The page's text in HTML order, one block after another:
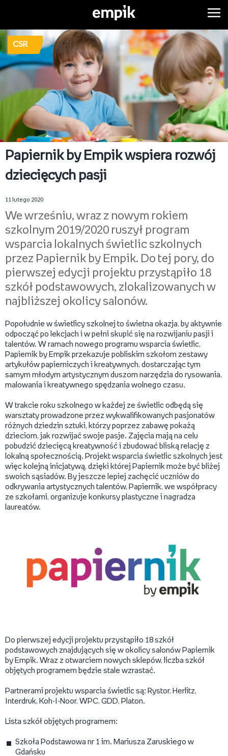
CSR
Papiernik by Empik wspiera rozwój
dziecięcych pasji
11 lutego 2020
We wrześniu, wraz z nowym rokiem
szkolnym 2019/2020 ruszył program
wsparcia lokalnych świetlic szkolnych
przez Papiernik by Empik. Do tej pory, do
pierwszej edycji projektu przystąpiło 18
szkół podstawowych, zlokalizowanych w
najbliższej okolicy salonów.
Popołudnie w świetlicy szkolnej to świetna okazja, by aktywnie
odpocząć po lekcjach i w pełni skupić się na rozwijaniu pasji i
talentów. W ramach nowego programu wsparcia świetlic,
Papiernik by Empik przekazuje pobliskim szkołom zestawy
artykułów papierniczych i kreatywnych, dostarczając tym
samym młodym artystycznym duszom narzędzia do rysowania,
malowania i kreatywnego spędzania wolnego czasu.
W trakcie roku szkolnego w każdej ze świetlic odbędą się
warsztaty prowadzone przez wykwalifikowanych pasjonatów
różnych dziedzin sztuki, którzy poprzez zabawę pokażą
dzieciom, jak rozwijać swoje pasje. Zajęcia mają na celu
pobudzić dziecięcą kreatywność i zbudować bliską relację z
lokalną społecznością. Projekt wsparcia świetlic szkolnych jest
więc kolejną inicjatywą, dzięki której Papiernik może być bliżej
swoich sąsiadów. By jeszcze lepiej zachęcić uczniów do
odkrywania artystycznych talentów, Papiernik, we współpracy
ze szkołami, organizuje konkursy plastyczne i nagradza
laureatów.
Do pierwszej edycji projektu przystąpiło 18 szkół
podstawowych znajdujących się w okolicy salonów Papiernik
by Empik. Wraz z otwarciem nowych sklepów, liczba szkół
objętych programem będzie stale wzrastać.
Partnerami projektu wsparcia świetlic są: Rystor, Herlitz,
Interdruk, Koh-I-Noor, WPC, GDD, Platon.
Lista szkół objętych programem:
Szkoła Podstawowa nr 1 im. Mariusza Zaruskiego w
Gdańsku